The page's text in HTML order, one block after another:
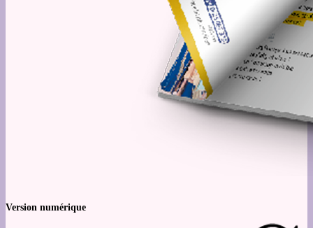
Version numérique